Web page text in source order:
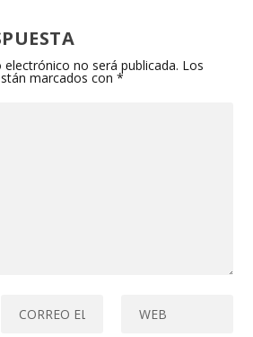
no será publicada. Los
marcados con*